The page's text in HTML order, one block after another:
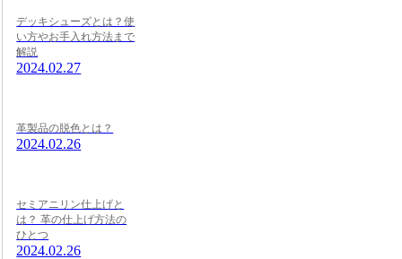
デッキシューズとは？使
い方やお手入れ方法まで
解説
2024.02.27
革製品の脱色とは？
2024.02.26
セミアニリン仕上げと
は？ 革の仕上げ方法の
ひとつ
2024.02.26